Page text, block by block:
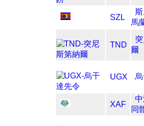
SZL
馬
TND
爾
UGX
XAF
同